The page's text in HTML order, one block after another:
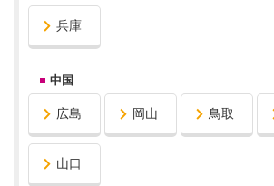
兵庫
中国
広島 岡山 鳥取
山口